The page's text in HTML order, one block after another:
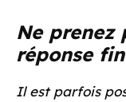
Ne prenez
réponse
Il est parfois